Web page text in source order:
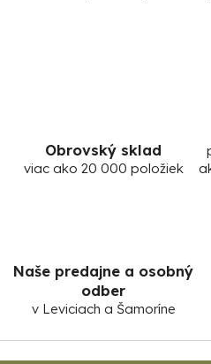
Obrovský sklad
viac ako 20 000 položiek
Naše predajne a osobný
odber
v Leviciach a Šamoríne
Z